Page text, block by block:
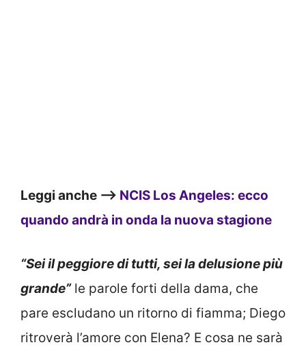
Leggi anche –> NCIS Los Angeles: ecco
quando andrà in onda la nuova stagione
“Sei il peggiore di tutti, sei la delusione più
grande”le parole forti della dama, che
pare escludano un ritorno di fiamma; Diego
ritroverà l’amore con Elena? E cosa ne sarà